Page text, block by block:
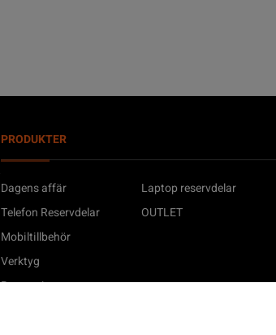
PRODUKTER
Dagens affär
Telefon Reservdelar
Mobiltillbehör
Verktyg
Reparation
Laptop reservdelar
OUTLET